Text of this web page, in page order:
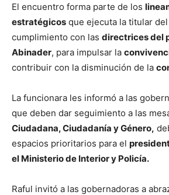
El encuentro forma parte de los
estratégicos que ejecuta la titular del
cumplimiento con las directrices del
Abinader, para impulsar la
contribuir con la disminución de la
La funcionara les informó a las
que deben dar seguimiento a las
Ciudadana, Ciudadanía y Género,
espacios prioritarios para el
el Ministerio de Interior y Policía.
Raful invitó a las gobernadoras a